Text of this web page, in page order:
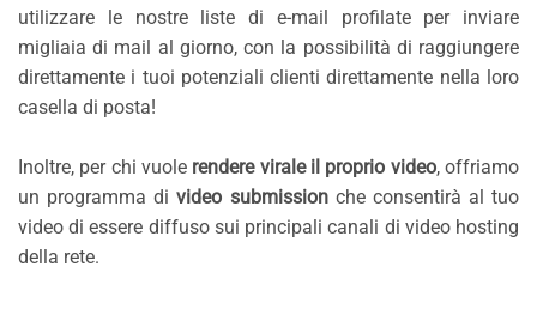
utilizzare le nostre liste di e-mail profilate per inviare
migliaia di mail al giorno, con la possibilità di raggiungere
direttamente i tuoi potenziali clienti direttamente nella loro
casella di posta!
Inoltre, per chi vuole rendere virale il proprio video, offriamo
un programma divideo submission che consentirà al tuo
video di essere diffuso sui principali canali di video hosting
della rete.